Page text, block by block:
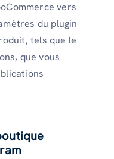
vers
du plugin
tels que le
que vous